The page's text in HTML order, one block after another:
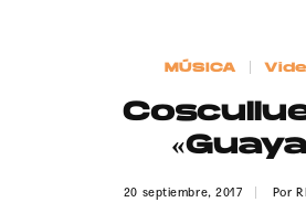
MÚSICA
20 septiembre, 2017 Por